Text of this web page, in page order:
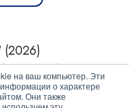
на ваш компьютер. Эти
о характере
Они также
Журнал|О нас